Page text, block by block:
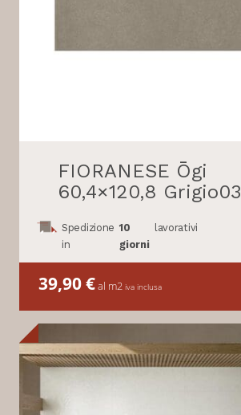
FIORANESE Ōgi
60,4×120,8 Grigio03
Spedizione
in
10
giorni
lavorativi
39,90€al m2 iva inclusa